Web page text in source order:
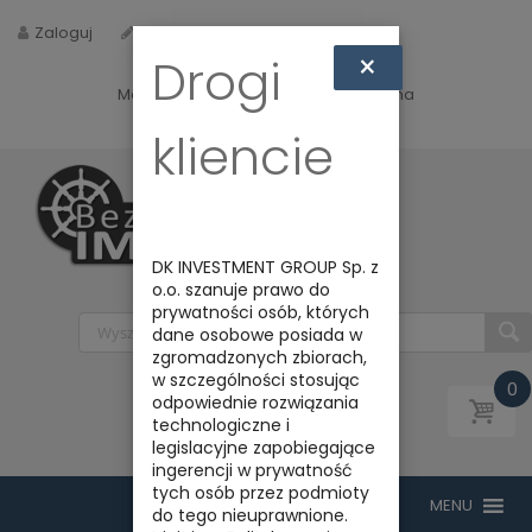
Zaloguj Zarejestruj
Masz jakieś pytania? Napisz do nas na
biuro@bezpiecznyimport.pl
0
Drogi
kliencie
×
DK INVESTMENT GROUP Sp. z
o.o. szanuje prawo do
prywatności osób, których
dane osobowe posiada w
zgromadzonych zbiorach,
w szczególności stosując
odpowiednie rozwiązania
technologiczne i
legislacyjne zapobiegające
ingerencji w prywatność
tych osób przez podmioty
do tego nieuprawnione.